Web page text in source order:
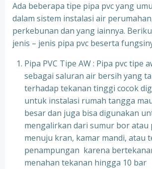
Ada beberapa tipe pipa pvc yang
dalam sistem instalasi air
perkebunan dan yang iainnya.
jenis – jenis pipa pvc beserta
Pipa PVC Tipe AW : Pipa pvc tipe
sebagai saluran air bersih yang
terhadap tekanan tinggi cocok
untuk instalasi rumah tangga
besar dan juga bisa digunakan
mengalirkan dari sumur bor atau
menuju kran, kamar mandi, atau
penampungan karena
menahan tekanan hingga 10 bar